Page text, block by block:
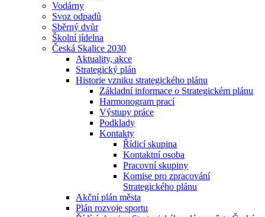
Vodárny
Svoz odpadů
Sběrný dvůr
Školní jídelna
Česká Skalice 2030
Aktuality, akce
Strategický plán
Historie vzniku strategického plánu
Základní informace o Strategickém plánu
Harmonogram prací
Výstupy práce
Podklady
Kontakty
Řídicí skupina
Kontaktní osoba
Pracovní skupiny
Komise pro zpracování
Strategického plánu
Akční plán města
Plán rozvoje sportu